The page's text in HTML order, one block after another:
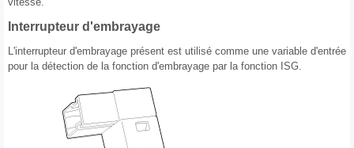
Interrupteur d'embrayage
L'interrupteur d'embrayage présent est utilisé comme une variable d'entrée
pour la détection de la fonction d'embrayage par la fonction ISG.